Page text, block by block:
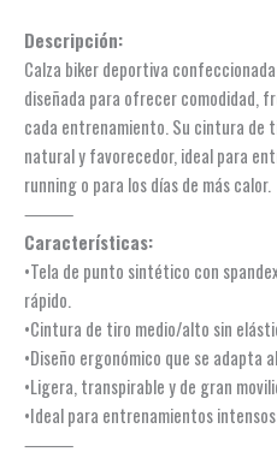
Descripción:
Calza biker deportiva
diseñada para ofrecer comodidad,
cada entrenamiento. Su cintura de
natural y favorecedor, ideal para
running o para los días de más calor.
⸻
Características:
•Tela de punto sintético con
rápido.
•Cintura de tiro medio/alto sin
•Diseño ergonómico que se adapta
•Ligera, transpirable y de gran
•Ideal para entrenamientos
⸻